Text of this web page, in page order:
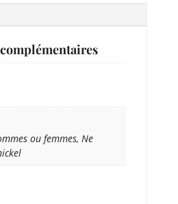
ou femmes, Ne